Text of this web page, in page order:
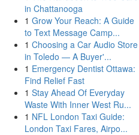
in Chattanooga
1 Grow Your Reach: A Guide
to Text Message Camp...
1 Choosing a Car Audio Store
in Toledo — A Buyer'...
1 Emergency Dentist Ottawa:
Find Relief Fast
1 Stay Ahead Of Everyday
Waste With Inner West Ru...
1 NFL London Taxi Guide:
London Taxi Fares, Airpo...